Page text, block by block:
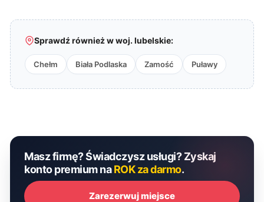
Sprawdź również w woj. lubelskie:
Chełm Biała Podlaska Zamość Puławy
Masz firmę? Świadczysz usługi? Zyskaj
konto premium naROK za darmo.
Zarezerwuj miejsce